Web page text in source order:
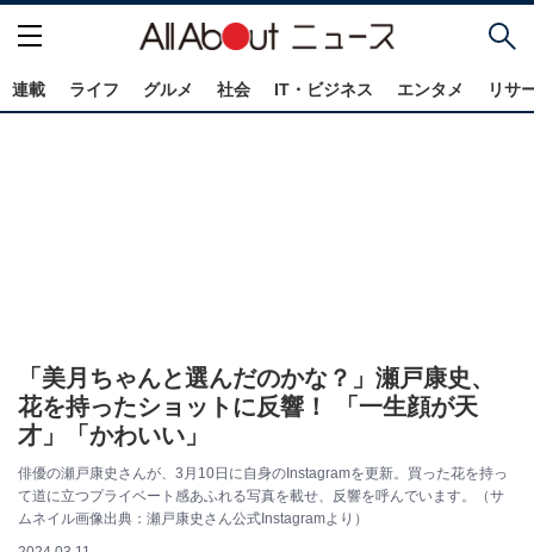
連載 ライフ グルメ 社会 IT・ビジネス エンタメ リサ
「美月ちゃんと選んだのかな？」瀬戸康史、
花を持ったショットに反響！ 「一生顔が天
才」「かわいい」
俳優の瀬戸康史さんが、3月10日に自身のInstagramを更新。買った花を持っ
て道に立つプライベート感あふれる写真を載せ、反響を呼んでいます。（サ
ムネイル画像出典：瀬戸康史さん公式Instagramより）